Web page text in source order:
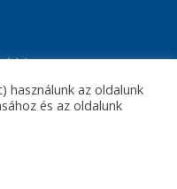
Channel 2021
használunk az oldalunk
és az oldalunk